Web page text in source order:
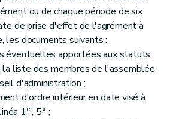
ou de chaque période de six
de prise d'effet de l'agrément à
les documents suivants :
éventuelles apportées aux statuts
la liste des membres de l'assemblée
d'administration ;
d'ordre intérieur en date visé à
1er, 5° ;